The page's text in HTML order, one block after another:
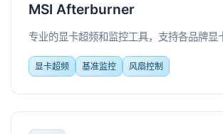
MSI Afterburner
专业的显卡超频和监控工具，支持各品牌显
显卡超频 基准监控 风扇控制